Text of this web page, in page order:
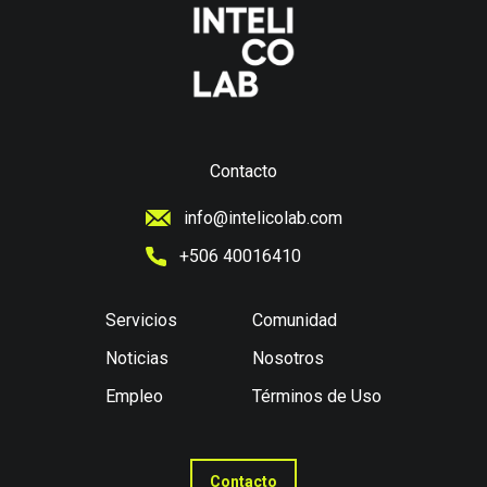
Contacto
info@intelicolab.com
+506 40016410
Servicios
Comunidad
Noticias
Nosotros
Empleo
Términos de Uso
Contacto